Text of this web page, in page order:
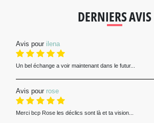
DERNIERS AVIS
Avis pour ilena
Un bel échange a voir maintenant dans le futur...
Avis pour rose
Merci bcp Rose les déclics sont là et ta vision...